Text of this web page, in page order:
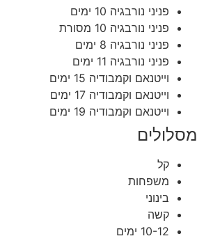
פניני נורבגיה 10 ימים
פניני נורבגיה 10 מסורת
פניני נורבגיה 8 ימים
פניני נורבגיה 11 ימים
וייטנאם וקמבודיה 15 ימים
וייטנאם וקמבודיה 17 ימים
וייטנאם וקמבודיה 19 ימים
מסלולים
קל
משפחות
בינוני
קשה
10-12 ימים